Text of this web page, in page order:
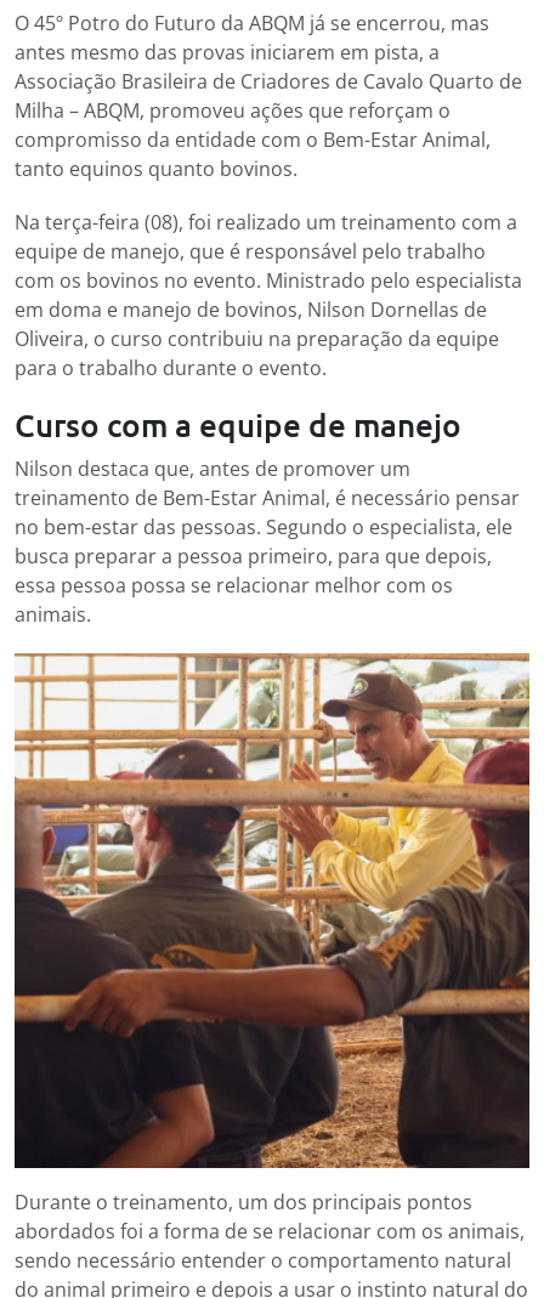
O 45º Potro do Futuro da ABQM já se encerrou, mas
antes mesmo das provas iniciarem em pista, a
Associação Brasileira de Criadores de Cavalo Quarto de
Milha – ABQM, promoveu ações que reforçam o
compromisso da entidade com o Bem-Estar Animal,
tanto equinos quanto bovinos.
Na terça-feira (08), foi realizado um treinamento com a
equipe de manejo, que é responsável pelo trabalho
com os bovinos no evento. Ministrado pelo especialista
em doma e manejo de bovinos, Nilson Dornellas de
Oliveira, o curso contribuiu na preparação da equipe
para o trabalho durante o evento.
Curso com a equipe de manejo
Nilson destaca que, antes de promover um
treinamento de Bem-Estar Animal, é necessário pensar
no bem-estar das pessoas. Segundo o especialista, ele
busca preparar a pessoa primeiro, para que depois,
essa pessoa possa se relacionar melhor com os
animais.
Durante o treinamento, um dos principais pontos
abordados foi a forma de se relacionar com os animais,
sendo necessário entender o comportamento natural
do animal primeiro e depois a usar o instinto natural do